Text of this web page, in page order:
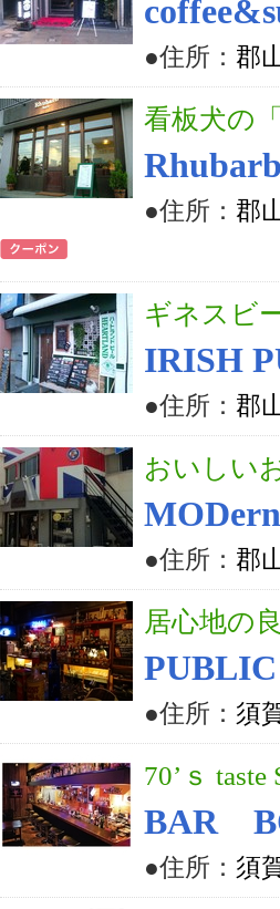
●住所： 郡
看板犬の
●住所： 郡
ギネスビ
IRISH
●住所： 郡
おいしい
●住所： 郡
居心地の
●住所： 須
70’ｓ
BAR
●住所： 須